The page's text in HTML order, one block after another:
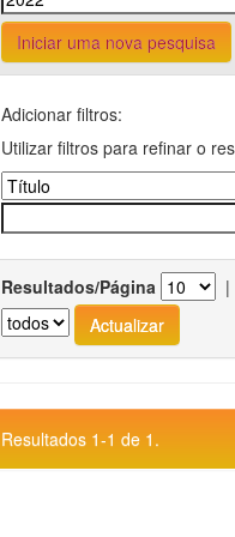
Iniciar uma nova pesquisa
Adicionar filtros:
Utilizar filtros para refinar o
Resultados/Página |
Resultados 1-1 de 1.